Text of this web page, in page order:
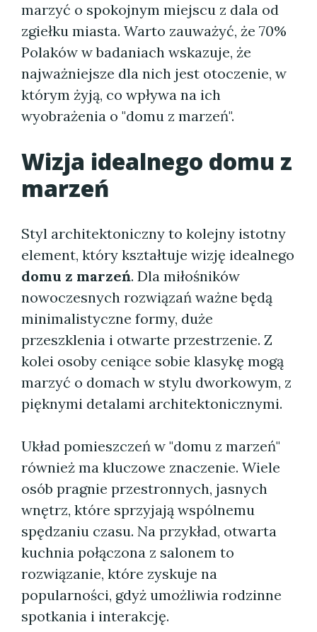
marzyć o spokojnym miejscu z dala od
zgiełku miasta. Warto zauważyć, że 70%
Polaków w badaniach wskazuje, że
najważniejsze dla nich jest otoczenie, w
którym żyją, co wpływa na ich
wyobrażenia o "domu z marzeń".
Wizja idealnego domu z
marzeń
Styl architektoniczny to kolejny istotny
element, który kształtuje wizję idealnego
domu z marzeń. Dla miłośników
nowoczesnych rozwiązań ważne będą
minimalistyczne formy, duże
przeszklenia i otwarte przestrzenie. Z
kolei osoby ceniące sobie klasykę mogą
marzyć o domach w stylu dworkowym, z
pięknymi detalami architektonicznymi.
Układ pomieszczeń w "domu z marzeń"
również ma kluczowe znaczenie. Wiele
osób pragnie przestronnych, jasnych
wnętrz, które sprzyjają wspólnemu
spędzaniu czasu. Na przykład, otwarta
kuchnia połączona z salonem to
rozwiązanie, które zyskuje na
popularności, gdyż umożliwia rodzinne
spotkania i interakcję.